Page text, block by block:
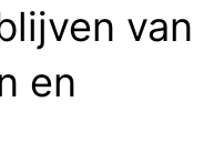
van
en